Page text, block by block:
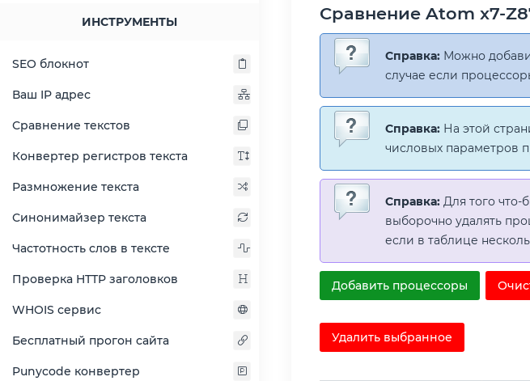
ИНСТРУМЕНТЫ
SEO блокнот
Ваш IP адрес
Сравнение текстов
Конвертер регистров текста
Размножение текста
Синонимайзер текста
Частотность слов в тексте
Проверка HTTP заголовков
WHOIS сервис
Бесплатный прогон сайта
Punycode конвертер
Сравнение Atom x7-
Справка: Можно
случае если
Справка: На этой
числовых параметров
Справка: Для того что-
выборочно удалять
если в таблице
Добавить процессоры
Удалить выбранное